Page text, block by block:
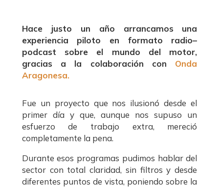
e
b
o
o
k
e
dI
n
s
k
y
o
d
o
ts
A
p
g
ra
m
y
Li
n
Hace justo un año arrancamos una
experiencia piloto en formato radio–
podcast sobre el mundo del motor,
gracias a la colaboración con Onda
Aragonesa.
Fue un proyecto que nos ilusionó desde el
primer día y que, aunque nos supuso un
esfuerzo de trabajo extra, mereció
completamente la pena.
Durante esos programas pudimos hablar del
sector con total claridad, sin filtros y desde
diferentes puntos de vista, poniendo sobre la